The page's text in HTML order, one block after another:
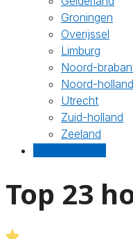
Groningen
Overijssel
Limburg
Noord-
Noord-holland
Utrecht
Zuid-holland
Zeeland
Top 23